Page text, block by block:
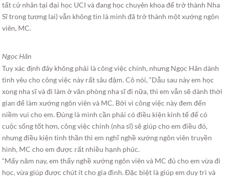
tất cử nhân tại đại học UCI và đang học chuyên khoa để trở thành Nha
Sĩ trong tương lai) vẫn không tin là mình đã trở thành một xướng ngôn
viên, MC.
Ngọc Hân
Tuy xác định đây không phải là công việc chính, nhưng Ngọc Hân dành
tình yêu cho công việc này rất sâu đậm. Cô nói, “Dẫu sau này em học
xong nha sĩ và đi làm ở văn phòng nha sĩ đi nữa, thì em vẫn sẽ dành thời
gian để làm xướng ngôn viên và MC. Bởi vì công việc này đem đến
niềm vui cho em. Đúng là mình cần phải có điều kiện kinh tế để có
cuộc sống tốt hơn, công việc chính (nha sĩ) sẽ giúp cho em điều đó,
nhưng điều kiện tinh thần thì em nghĩ nghề xướng ngôn viên truyền
hình, MC cho em được rất nhiều hạnh phúc.
“Mấy năm nay, em thấy nghề xướng ngôn viên và MC đủ cho em vừa đi
học, vừa giúp được chút ít cho gia đình. Đặc biệt là giúp em duy trì và